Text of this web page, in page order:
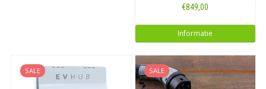
€849,00
Informatie
SALE SALE